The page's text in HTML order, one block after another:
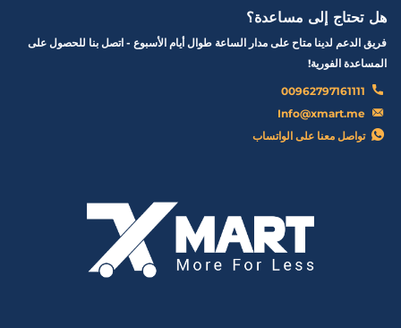
هل تحتاج إلى مساعدة؟
فريق الدعم لدينا متاح على مدار الساعة طوال أيام الأسبوع - اتصل بنا للحصول على
المساعدة الفورية!
00962797161111
Info@xmart.me
تواصل معنا على الواتساب